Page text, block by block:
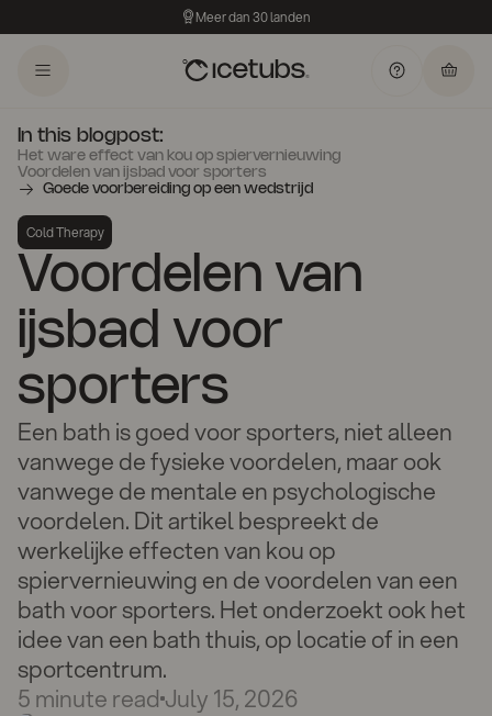
Meer dan 30 landen
In this blogpost:
Het ware effect van kou op spiervernieuwing
Voordelen van ijsbad voor sporters
Goede voorbereiding op een wedstrijd
Cold Therapy
Voordelen van
ijsbad voor
sporters
Een bath is goed voor sporters, niet alleen
vanwege de fysieke voordelen, maar ook
vanwege de mentale en psychologische
voordelen. Dit artikel bespreekt de
werkelijke effecten van kou op
spiervernieuwing en de voordelen van een
bath voor sporters. Het onderzoekt ook het
idee van een bath thuis, op locatie of in een
sportcentrum.
5 minute readJuly 15, 2026